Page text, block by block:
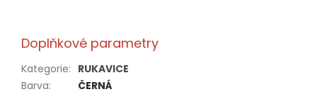
Doplňkové parametry
Kategorie: RUKAVICE
Barva:
ČERNÁ